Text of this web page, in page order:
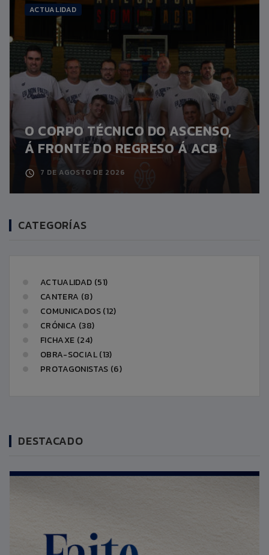
ACTUALIDAD
O CORPO TÉCNICO DO ASCENSO,
Á FRONTE DO REGRESO Á ACB
7 DE AGOSTO DE 2026
CATEGORÍAS
ACTUALIDAD (51)
CANTERA (8)
COMUNICADOS (12)
CRÓNICA (38)
FICHAXE (24)
OBRA-SOCIAL (13)
PROTAGONISTAS (6)
DESTACADO